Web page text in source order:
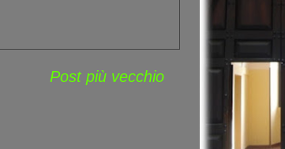
Post più vecchio